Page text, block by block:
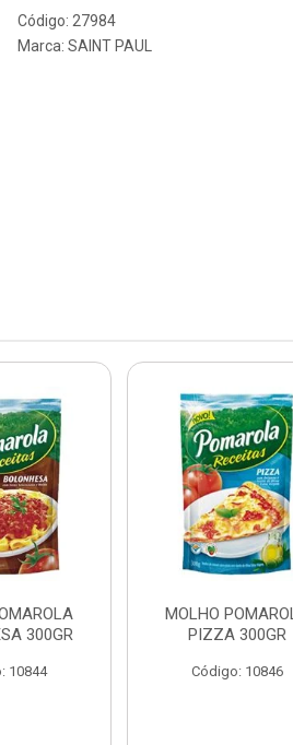
Código: 27984
Marca: SAINT PAUL
300GR
10844
MOLHO
PIZZA 300GR
Código: 10846